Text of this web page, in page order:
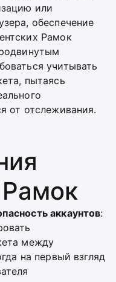
или
обеспечение
Рамок
учитывать
пытаясь
от отслеживания.
аккаунтов:
между
на первый взгляд